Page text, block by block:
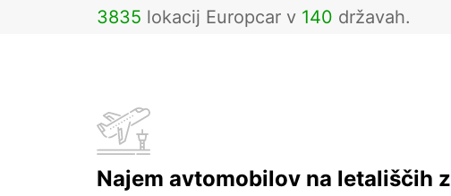
3835 lokacij Europcar v 140 državah.
Najem avtomobilov na letališčih z